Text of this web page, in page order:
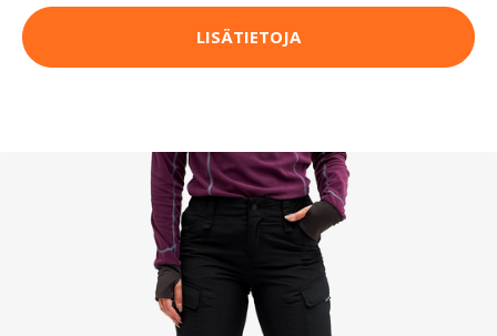
LISÄTIETOJA